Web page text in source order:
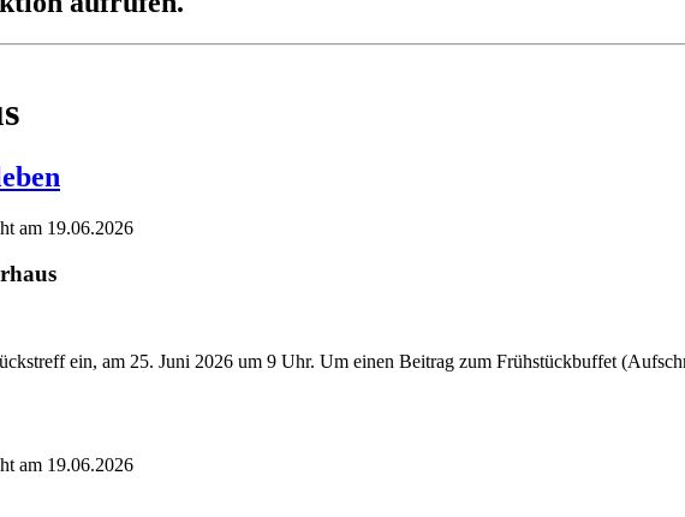
am 19.06.2026
ein, am 25. Juni 2026 um 9 Uhr. Um einen Beitrag zum Frühstückbuffet
am 19.06.2026